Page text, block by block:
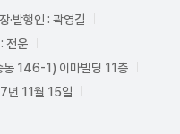
·발행인 : 곽영길
전운
동 146-1) 이마빌딩 11층
년 11월 15일